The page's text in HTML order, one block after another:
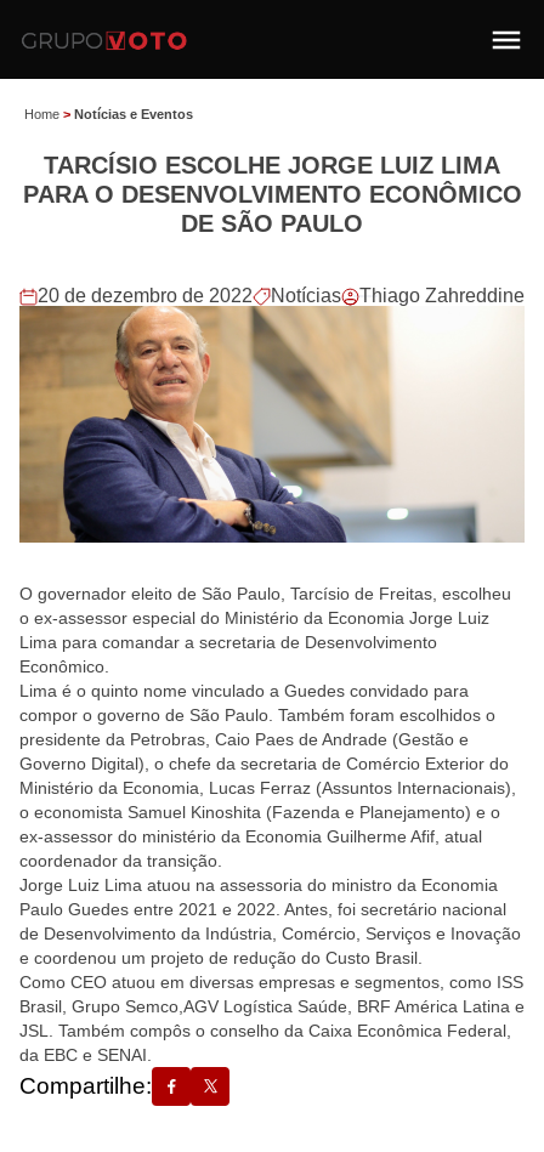
Home > Notícias e Eventos
TARCÍSIO ESCOLHE JORGE LUIZ LIMA
PARA O DESENVOLVIMENTO ECONÔMICO
DE SÃO PAULO
20 de dezembro de 2022 Notícias Thiago Zahreddine
O governador eleito de São Paulo, Tarcísio de Freitas, escolheu
o ex-assessor especial do Ministério da Economia Jorge Luiz
Lima para comandar a secretaria de Desenvolvimento
Econômico.
Lima é o quinto nome vinculado a Guedes convidado para
compor o governo de São Paulo. Também foram escolhidos o
presidente da Petrobras, Caio Paes de Andrade (Gestão e
Governo Digital), o chefe da secretaria de Comércio Exterior do
Ministério da Economia, Lucas Ferraz (Assuntos Internacionais),
o economista Samuel Kinoshita (Fazenda e Planejamento) e o
ex-assessor do ministério da Economia Guilherme Afif, atual
coordenador da transição.
Jorge Luiz Lima atuou na assessoria do ministro da Economia
Paulo Guedes entre 2021 e 2022. Antes, foi secretário nacional
de Desenvolvimento da Indústria, Comércio, Serviços e Inovação
e coordenou um projeto de redução do Custo Brasil.
Como CEO atuou em diversas empresas e segmentos, como ISS
Brasil, Grupo Semco,AGV Logística Saúde, BRF América Latina e
JSL. Também compôs o conselho da Caixa Econômica Federal,
da EBC e SENAI.
Compartilhe: